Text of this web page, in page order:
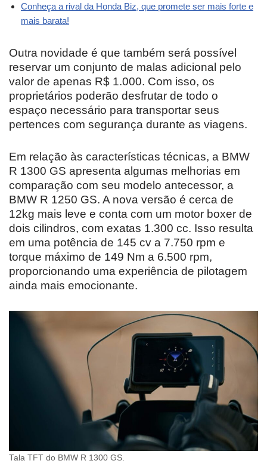
Conheça a rival da Honda Biz, que promete ser mais forte e
mais barata!
Outra novidade é que também será possível
reservar um conjunto de malas adicional pelo
valor de apenas R$ 1.000. Com isso, os
proprietários poderão desfrutar de todo o
espaço necessário para transportar seus
pertences com segurança durante as viagens.
Em relação às características técnicas, a BMW
R 1300 GS apresenta algumas melhorias em
comparação com seu modelo antecessor, a
BMW R 1250 GS. A nova versão é cerca de
12kg mais leve e conta com um motor boxer de
dois cilindros, com exatas 1.300 cc. Isso resulta
em uma potência de 145 cv a 7.750 rpm e
torque máximo de 149 Nm a 6.500 rpm,
proporcionando uma experiência de pilotagem
ainda mais emocionante.
Tala TFT do BMW R 1300 GS.